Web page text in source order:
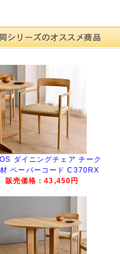
ダイニングチェア チーク
ペーパーコード C370RX
販売価格：43,450円